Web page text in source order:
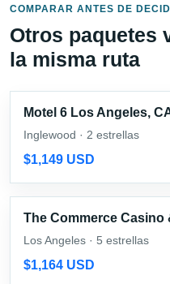
COMPARAR ANTES DE
Otros paquetes
la misma ruta
Motel 6 Los Angeles,
Inglewood · 2 estrellas
$1,149 USD
The Commerce Casino
Los Angeles · 5 estrellas
$1,164 USD